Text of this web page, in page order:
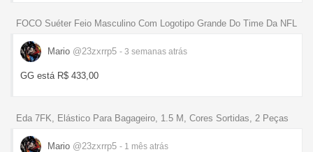
FOCO Suéter Feio Masculino Com Logotipo Grande Do Time Da NFL
Mario @23zxrrp5 - 3 semanas atrás
GG está R$ 433,00
Eda 7FK, Elástico Para Bagageiro, 1.5 M, Cores Sortidas, 2 Peças
Mario @23zxrrp5 - 1 mês atrás